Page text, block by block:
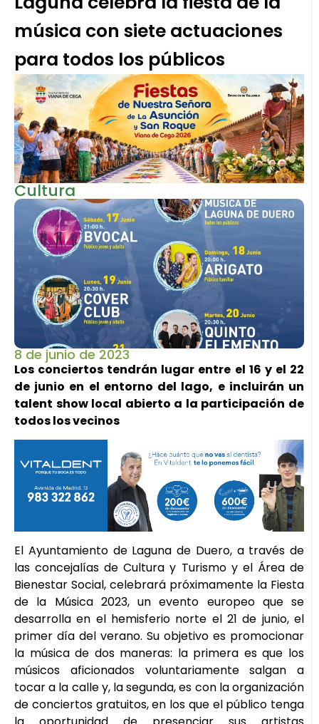
música con siete actuaciones
para todos los públicos
Cultura
8 de junio de 2023
Los conciertos tendrán lugar entre el 16 y el 22
de junio en el entorno del lago, e incluirán un
talent show local abierto a la participación de
todos los vecinos
El Ayuntamiento de Laguna de Duero, a través de
las concejalías de Cultura y Turismo y el Área de
Bienestar Social, celebrará próximamente la Fiesta
de la Música 2023, un evento europeo que se
desarrolla en el hemisferio norte el 21 de junio, el
primer día del verano. Su objetivo es promocionar
la música de dos maneras: la primera es que los
músicos aficionados voluntariamente salgan a
tocar a la calle y, la segunda, es con la organización
de conciertos gratuitos, en los que el público tenga